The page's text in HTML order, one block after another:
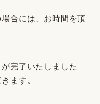
には、お時間を頂
完了いたしました
ます。